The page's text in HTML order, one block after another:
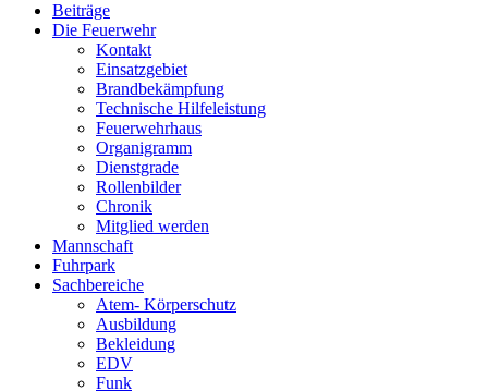
Beiträge
Die Feuerwehr
Kontakt
Einsatzgebiet
Brandbekämpfung
Technische Hilfeleistung
Feuerwehrhaus
Organigramm
Dienstgrade
Rollenbilder
Chronik
Mitglied werden
Mannschaft
Fuhrpark
Sachbereiche
Atem- Körperschutz
Ausbildung
Bekleidung
EDV
Funk